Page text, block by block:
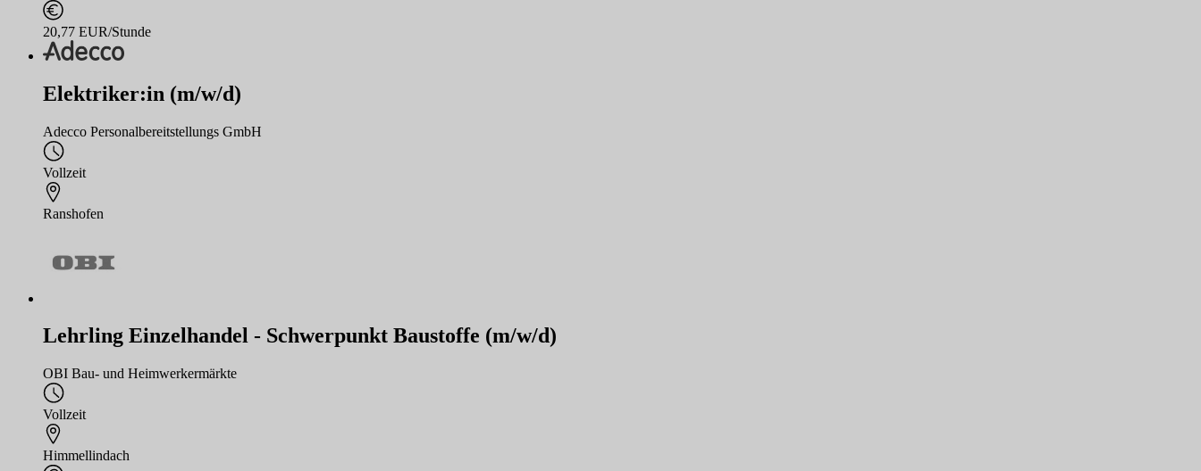
20,77 EUR/Stunde
Elektriker:in (m/w/d)
Adecco Personalbereitstellungs GmbH
Vollzeit
Ranshofen
Lehrling Einzelhandel - Schwerpunkt Baustoffe (m/w/d)
OBI Bau- und Heimwerkermärkte
Vollzeit
Himmellindach